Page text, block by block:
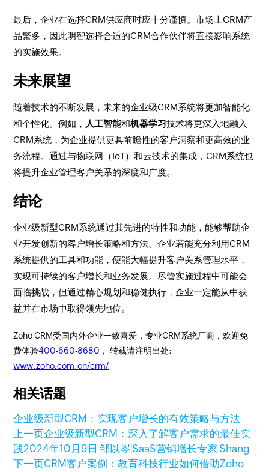
最后，企业在选择CRM供应商时应十分谨慎。市场上CRM产
品繁多，因此明智选择合适的CRM合作伙伴将直接影响系统
的实施效果。
未来展望
随着技术的不断发展，未来的企业级CRM系统将更加智能化
和个性化。例如， 人工智能和机器学习技术将更深入地融入
CRM系统，为企业提供更具前瞻性的客户洞察和更高效的业
务流程。通过与物联网（IoT）和云技术的集成，CRM系统也
将提升企业管理客户关系的深度和广度。
结论
企业级新型CRM系统通过其先进的特性和功能，能够帮助企
业开发创新的客户增长策略和方法。企业若能充分利用CRM
系统提供的工具和功能，便能大幅提升客户关系管理水平，
实现可持续的客户增长和业务发展。尽管实施过程中可能会
面临挑战，但通过精心规划和稳健执行，企业一定能从中获
益并在市场中取得领先地位。
Zoho CRM受国内外企业一致喜爱，专业CRM系统厂商，欢迎免
费体验400-660-8680 ， 转载请注明出处:
www.zoho.com.cn/crm/
相关话题
企业级新型CRM：实现客户增长的有效策略与方法
上一页企业级新型CRM：深入了解客户需求的最佳实
践2024年10月9日 邹以岑|SaaS营销增长专家 Shang
下一页CRM客户案例：教育科技行业如何借助Zoho